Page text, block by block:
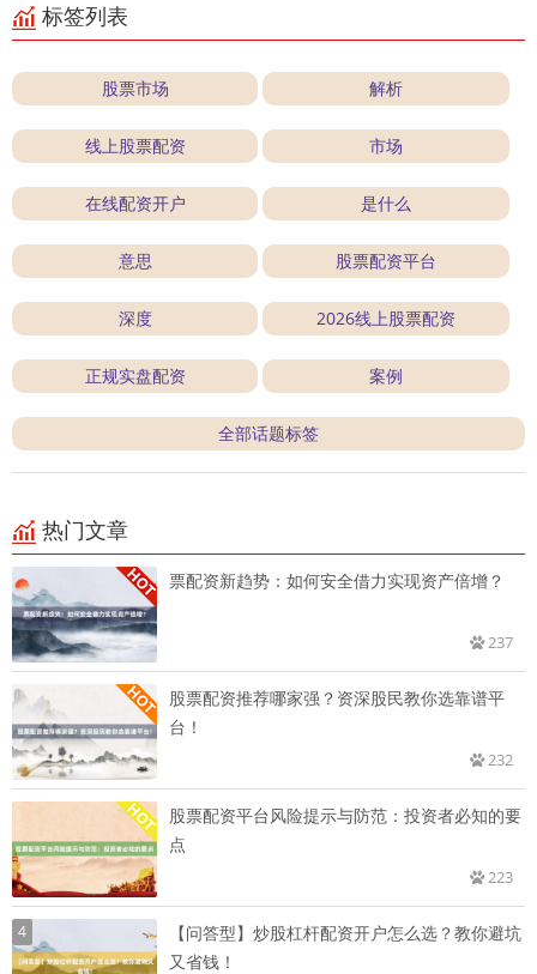
标签列表
股票市场 解析
线上股票配资 市场
在线配资开户 是什么
意思 股票配资平台
深度 2026线上股票配资
正规实盘配资 案例
全部话题标签
热门文章
票配资新趋势：如何安全借力实现资产倍增？
237
股票配资推荐哪家强？资深股民教你选靠谱平
台！
232
股票配资平台风险提示与防范：投资者必知的要
点
223
4
【问答型】炒股杠杆配资开户怎么选？教你避坑
又省钱！